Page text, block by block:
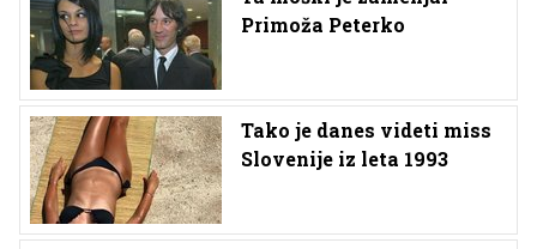
Primoža Peterko
Tako je danes videti miss
Slovenije iz leta 1993